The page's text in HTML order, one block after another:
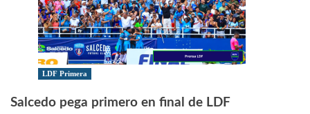
LDF Primera
Salcedo pega primero en final de LDF